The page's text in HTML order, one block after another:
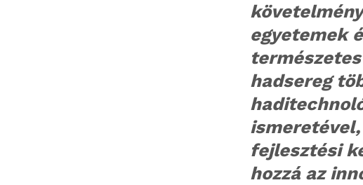
egyetemek
hadsereg
fejlesztési
hozzá az